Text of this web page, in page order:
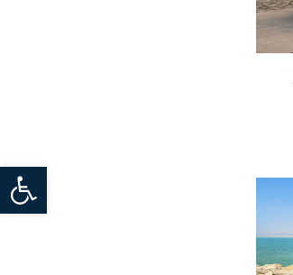
פתח